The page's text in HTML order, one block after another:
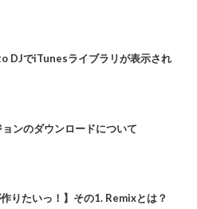
DJでiTunesライブラリが表示され
ンのダウンロードについて
りたいっ！】その1. Remixとは？